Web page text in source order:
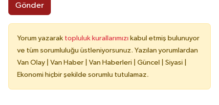
Gönder
Yorum yazarak topluluk kurallarımızı kabul etmiş bulunuyor
ve tüm sorumluluğu üstleniyorsunuz. Yazılan yorumlardan
Van Olay | Van Haber | Van Haberleri | Güncel | Siyasi |
Ekonomi hiçbir şekilde sorumlu tutulamaz.